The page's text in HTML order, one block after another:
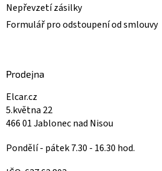
Nepřevzetí zásilky
Formulář pro odstoupení od smlouvy
Prodejna
Elcar.cz
5.května 22
466 01 Jablonec nad Nisou
Pondělí - pátek 7.30 - 16.30 hod.